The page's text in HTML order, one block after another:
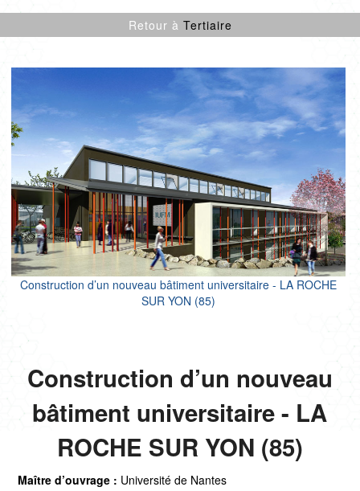
CULTURE SPORT
ENFANCE
NEUF
PROJETS CERTIFIÉS
RÉNOVATION
SANTÉ
TERTIAIRE
Retour à Tertiaire
Construction d’un nouveau bâtiment universitaire - LA ROCHE
SUR YON (85)
Construction d’un nouveau
bâtiment universitaire - LA
ROCHE SUR YON (85)
Maître d’ouvrage : Université de Nantes